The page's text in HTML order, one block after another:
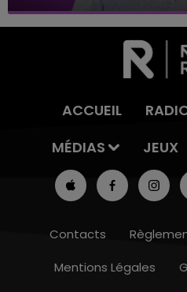
ACCUEIL
MÉDIAS
JEUX
Contacts
Mentions Légales